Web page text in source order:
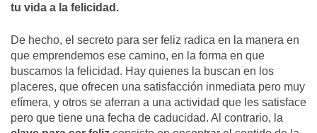
tu vida a la felicidad.
De hecho, el secreto para ser feliz radica en la manera en
que emprendemos ese camino, en la forma en que
buscamos la felicidad. Hay quienes la buscan en los
placeres, que ofrecen una satisfacción inmediata pero muy
efímera, y otros se aferran a una actividad que les satisface
pero que tiene una fecha de caducidad. Al contrario, la